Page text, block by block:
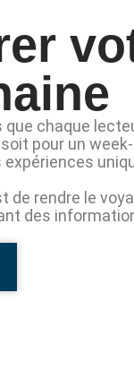
chaque
pour un
de rendre le
des